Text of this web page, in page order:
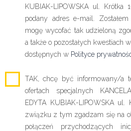
KUBIAK-LIPOWSKA ul.
podany adres e-mail.
mogę wycofać tak udzieloną
a także o pozostałych kwestiach
dostępnych w Polityce
TAK, chcę być informowany/a
ofertach specjalnych
EDYTA KUBIAK-LIPOWSKA
związku z tym zgadzam się na
połączeń przychodzących